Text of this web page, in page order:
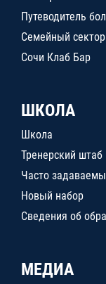
Путеводитель
Семейный сектор
Сочи Клаб Бар
ШКОЛА
Школа
Тренерский штаб
Часто
Новый набор
Сведения об
МЕДИА